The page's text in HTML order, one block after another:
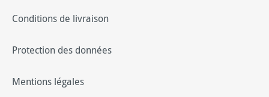
Conditions de livraison
Protection des données
Mentions légales